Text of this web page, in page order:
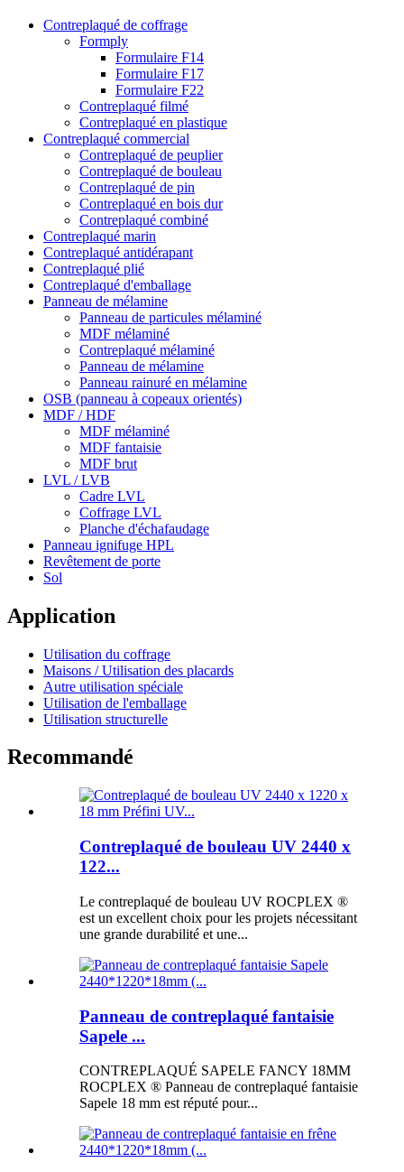
Contreplaqué de coffrage
Formply
Formulaire F14
Formulaire F17
Formulaire F22
Contreplaqué filmé
Contreplaqué en plastique
Contreplaqué commercial
Contreplaqué de peuplier
Contreplaqué de bouleau
Contreplaqué de pin
Contreplaqué en bois dur
Contreplaqué combiné
Contreplaqué marin
Contreplaqué antidérapant
Contreplaqué plié
Contreplaqué d'emballage
Panneau de mélamine
Panneau de particules mélaminé
MDF mélaminé
Contreplaqué mélaminé
Panneau de mélamine
Panneau rainuré en mélamine
OSB (panneau à copeaux orientés)
MDF / HDF
MDF mélaminé
MDF fantaisie
MDF brut
LVL / LVB
Cadre LVL
Coffrage LVL
Planche d'échafaudage
Panneau ignifuge HPL
Revêtement de porte
Sol
Application
Utilisation du coffrage
Maisons / Utilisation des placards
Autre utilisation spéciale
Utilisation de l'emballage
Utilisation structurelle
Recommandé
Contreplaqué de bouleau UV 2440 x
122...
Le contreplaqué de bouleau UV ROCPLEX ®
est un excellent choix pour les projets nécessitant
une grande durabilité et une...
Panneau de contreplaqué fantaisie
Sapele ...
CONTREPLAQUÉ SAPELE FANCY 18MM
ROCPLEX ® Panneau de contreplaqué fantaisie
Sapele 18 mm est réputé pour...